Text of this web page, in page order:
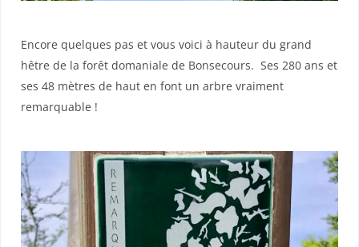
Encore quelques pas et vous voici à hauteur du grand
hêtre de la forêt domaniale de Bonsecours. Ses 280 ans et
ses 48 mètres de haut en font un arbre vraiment
remarquable !